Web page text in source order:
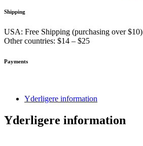
Shipping
USA: Free Shipping (purchasing over $10)
Other countries: $14 – $25
Payments
Yderligere information
Yderligere information